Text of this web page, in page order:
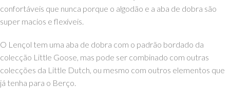
confortáveis que nunca porque o algodão e a aba de dobra são
super macios e flexíveis.
O Lençol tem uma aba de dobra com o padrão bordado da
colecção Little Goose, mas pode ser combinado com outras
colecções da Little Dutch, ou mesmo com outros elementos que
já tenha para o Berço.